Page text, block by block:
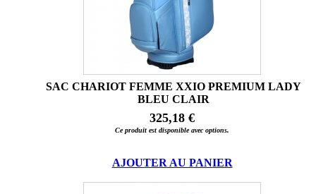
SAC CHARIOT FEMME XXIO PREMIUM LADY
BLEU CLAIR
325,18 €
Ce produit est disponible avec options.
AJOUTER AU PANIER